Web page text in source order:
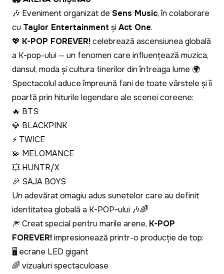
🎶 Eveniment organizat de Sens Music, în colaborare
cu Taylor Entertainment șiAct One.
💖 K-POP FOREVER!celebrează ascensiunea globală
a K-pop-ului — un fenomen care influențează muzica,
dansul, moda și cultura tinerilor din întreaga lume 🌍
Spectacolul aduce împreună fani de toate vârstele și îi
poartă prin hiturile legendare ale scenei coreene:
🔥 BTS
💎 BLACKPINK
⚡ TWICE
💫 MELOMANCE
💥 HUNTR/X
🎉 SAJA BOYS
Un adevărat omagiu adus sunetelor care au definit
identitatea globală a K-POP-ului 🎶🌈
🎆 Creat special pentru marile arene, K-POP
FOREVER!impresionează printr-o producție de top:
🖥️ ecrane LED gigant
🌈 vizualuri spectaculoase